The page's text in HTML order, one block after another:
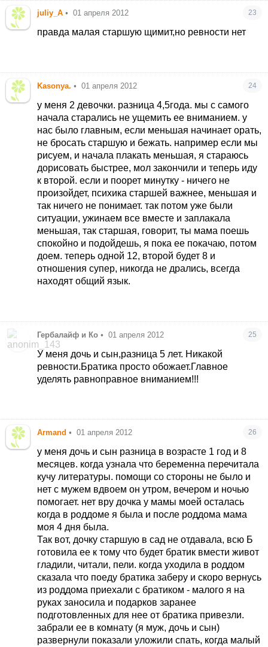
juliy_A • 01 апреля 2012 23
правда малая старшую щимит,но ревности нет
Kasonya. • 01 апреля 2012 24
у меня 2 девочки. разница 4,5года. мы с самого
начала старались не ущемить ее вниманием. у
нас было главным, если меньшая начинает орать,
не бросать старшую и бежать. например если мы
рисуем, и начала плакать меньшая, я стараюсь
дорисовать быстрее, мол закончили и теперь иду
к второй. если и поорет минутку - ничего не
произойдет, психика старшей важнее, меньшая и
так ничего не понимает. так потом уже были
ситуации, ужинаем все вместе и заплакала
меньшая, так старшая, говорит, ты мама поешь
спокойно и подойдешь, я пока ее покачаю, потом
доем. теперь одной 12, второй будет 8 и
отношения супер, никогда не дрались, всегда
находят общий язык.
Гербалайф и Ко • 01 апреля 2012 25
У меня дочь и сын,разница 5 лет. Никакой
ревности.Братика просто обожает.Главное
уделять равноправное вниманием!!!
Armand • 01 апреля 2012 26
у меня дочь и сын разница в возрасте 1 год и 8
месяцев. когда узнала что беременна перечитала
кучу литературы. помощи со стороны не было и
нет с мужем вдвоем он утром, вечером и ночью
помогает. нет вру дочка у мамы моей осталась
когда в роддоме я была и после роддома мама
моя 4 дня была.
Так вот, дочку старшую в сад не отдавала, всю Б
готовила ее к тому что будет братик вмести живот
гладили, читали, пели. когда уходила в роддом
сказала что поеду братика заберу и скоро вернусь
из роддома приехали с братиком - малого я на
руках заносила и подарков заранее
подготовленных для нее от братика привезли.
забрали ее в комнату (я муж, дочь и сын)
развернули показали уложили спать, когда малый